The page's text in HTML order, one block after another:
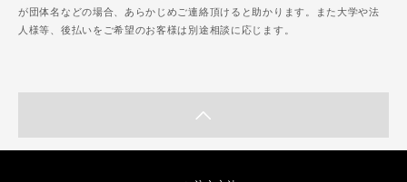
が団体名などの場合、あらかじめご連絡頂けると助かります。また大学や法
人様等、後払いをご希望のお客様は別途相談に応じます。